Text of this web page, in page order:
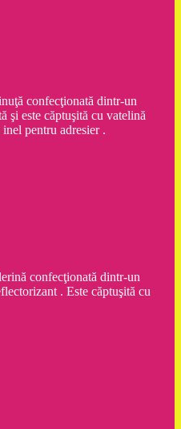
confecţionată dintr-un
şi este căptuşită cu vatelină
pentru adresier .
confecţionată dintr-un
. Este căptuşită cu